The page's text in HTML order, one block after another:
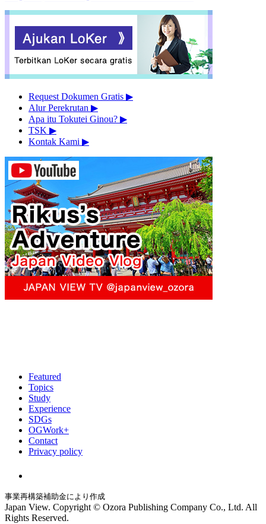
Request Dokumen Gratis ▶︎
Alur Perekrutan ▶︎
Apa itu Tokutei Ginou? ▶︎
TSK ▶︎
Kontak Kami ▶︎
Featured
Topics
Study
Experience
SDGs
OGWork+
Contact
Privacy policy
事業再構築補助金により作成
Japan View. Copyright © Ozora Publishing Company Co., Ltd. All
Rights Reserved.